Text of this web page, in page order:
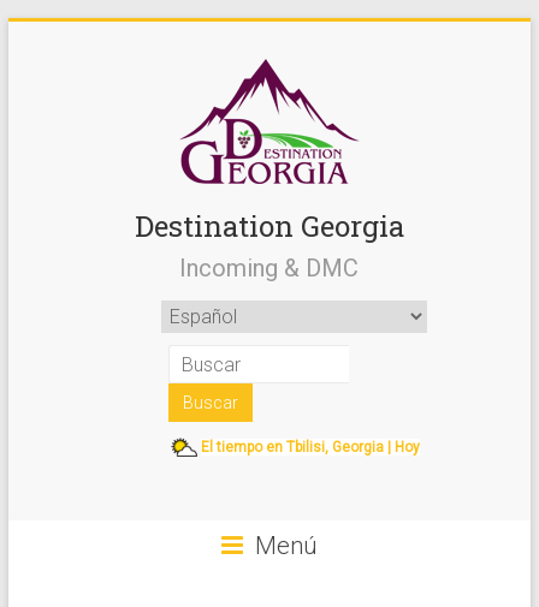
Destination Georgia
Incoming & DMC
El tiempo en Tbilisi, Georgia | Hoy
Menú